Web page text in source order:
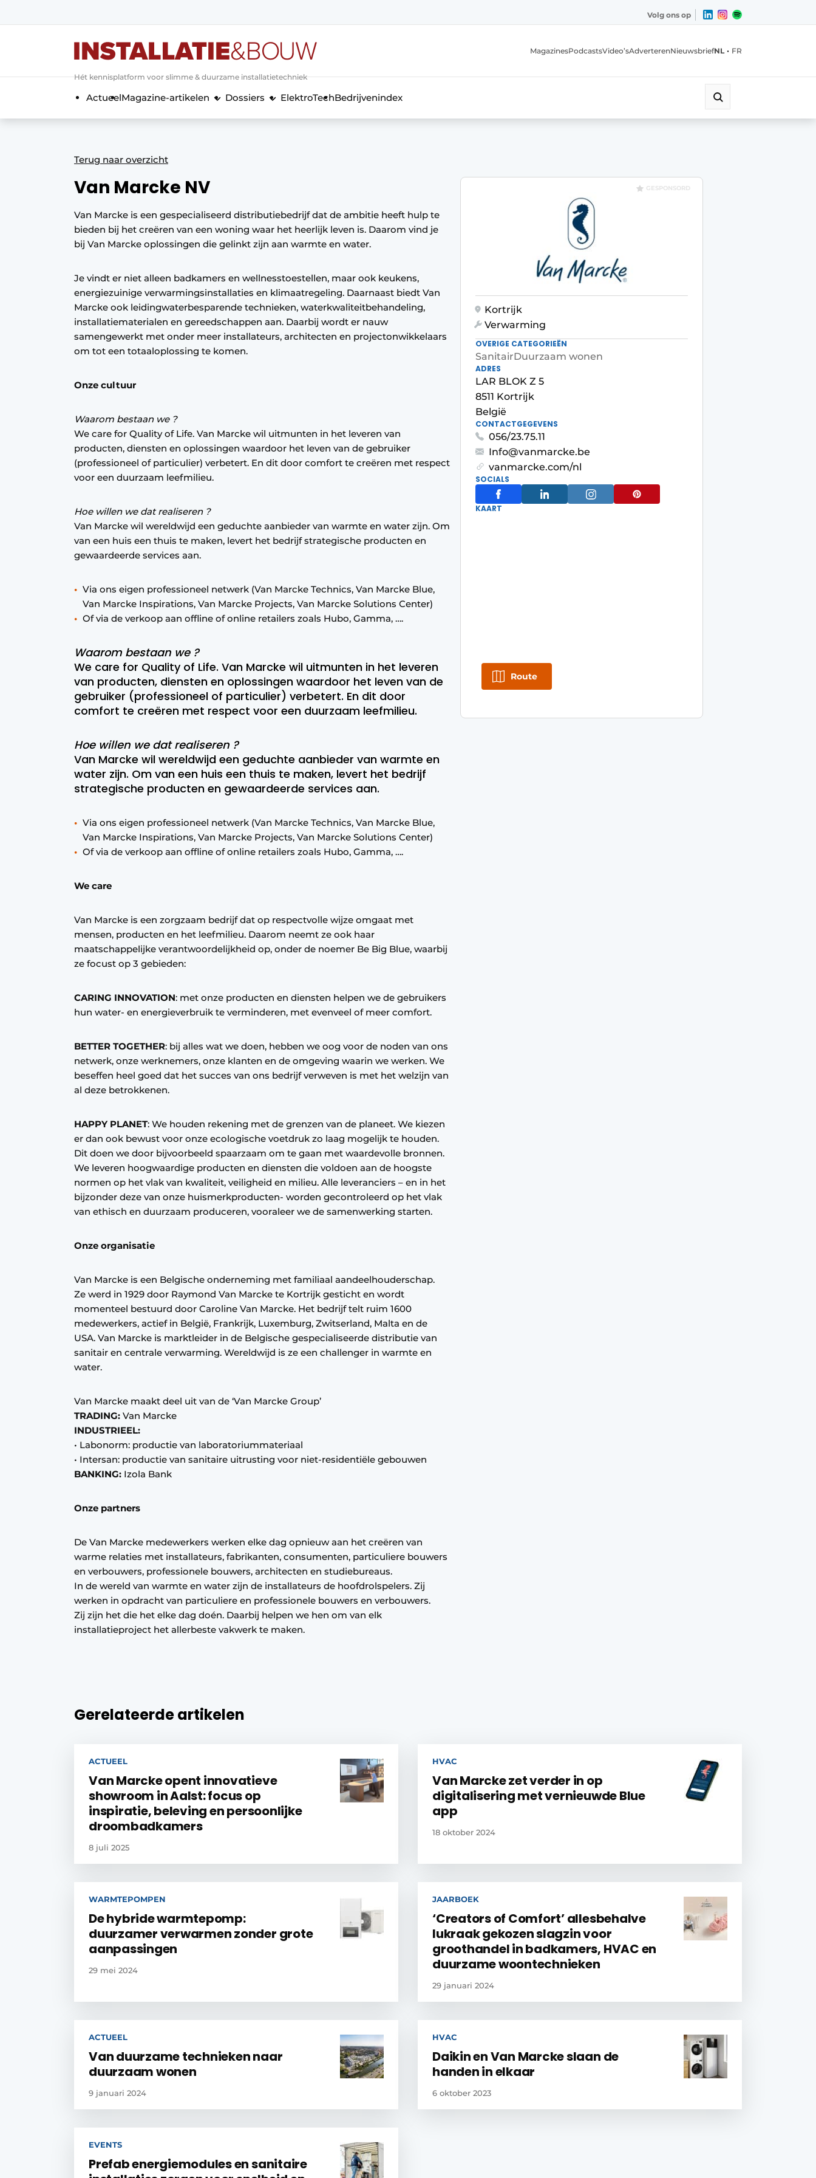
Algemene voorwaarden
Banner overzicht
BedrijvenAanmeldenBedankt voor de aanmelding
Bedrijven
Evenement aanmelden
Home
Nieuwsbrief
Podcasts
Vacatures
Video’s
Volg ons op
Hét kennisplatform voor slimme & duurzame installatietechniek
MagazinesPodcastsVideo’sAdverterenNieuwsbriefNL • FR
ActueelMagazine-artikelen Dossiers ElektroTechBedrijvenindex
Terug naar overzicht
Van Marcke NV
Van Marcke is een gespecialiseerd distributiebedrijf dat de ambitie heeft hulp te
bieden bij het creëren van een woning waar het heerlijk leven is. Daarom vind je
bij Van Marcke oplossingen die gelinkt zijn aan warmte en water.
Je vindt er niet alleen badkamers en wellnesstoestellen, maar ook keukens,
energiezuinige verwarmingsinstallaties en klimaatregeling. Daarnaast biedt Van
Marcke ook leidingwaterbesparende technieken, waterkwaliteitbehandeling,
installatiematerialen en gereedschappen aan. Daarbij wordt er nauw
samengewerkt met onder meer installateurs, architecten en projectonwikkelaars
om tot een totaaloplossing te komen.
Onze cultuur
Waarom bestaan we ?
We care for Quality of Life. Van Marcke wil uitmunten in het leveren van
producten, diensten en oplossingen waardoor het leven van de gebruiker
(professioneel of particulier) verbetert. En dit door comfort te creëren met respect
voor een duurzaam leefmilieu.
Hoe willen we dat realiseren ?
Van Marcke wil wereldwijd een geduchte aanbieder van warmte en water zijn. Om
van een huis een thuis te maken, levert het bedrijf strategische producten en
gewaardeerde services aan.
Via ons eigen professioneel netwerk (Van Marcke Technics, Van Marcke Blue,
Van Marcke Inspirations, Van Marcke Projects, Van Marcke Solutions Center)
Of via de verkoop aan offline of online retailers zoals Hubo, Gamma, ….
Waarom bestaan we ?
We care for Quality of Life. Van Marcke wil uitmunten in het leveren
van producten, diensten en oplossingen waardoor het leven van de
gebruiker (professioneel of particulier) verbetert. En dit door
comfort te creëren met respect voor een duurzaam leefmilieu.
Hoe willen we dat realiseren ?
Van Marcke wil wereldwijd een geduchte aanbieder van warmte en
water zijn. Om van een huis een thuis te maken, levert het bedrijf
strategische producten en gewaardeerde services aan.
Via ons eigen professioneel netwerk (Van Marcke Technics, Van Marcke Blue,
Van Marcke Inspirations, Van Marcke Projects, Van Marcke Solutions Center)
Of via de verkoop aan offline of online retailers zoals Hubo, Gamma, ….
We care
Van Marcke is een zorgzaam bedrijf dat op respectvolle wijze omgaat met
mensen, producten en het leefmilieu. Daarom neemt ze ook haar
maatschappelijke verantwoordelijkheid op, onder de noemer Be Big Blue, waarbij
ze focust op 3 gebieden:
CARING INNOVATION: met onze producten en diensten helpen we de gebruikers
hun water- en energieverbruik te verminderen, met evenveel of meer comfort.
BETTER TOGETHER: bij alles wat we doen, hebben we oog voor de noden van ons
netwerk, onze werknemers, onze klanten en de omgeving waarin we werken. We
beseffen heel goed dat het succes van ons bedrijf verweven is met het welzijn van
al deze betrokkenen.
HAPPY PLANET: We houden rekening met de grenzen van de planeet. We kiezen
er dan ook bewust voor onze ecologische voetdruk zo laag mogelijk te houden.
Dit doen we door bijvoorbeeld spaarzaam om te gaan met waardevolle bronnen.
We leveren hoogwaardige producten en diensten die voldoen aan de hoogste
normen op het vlak van kwaliteit, veiligheid en milieu. Alle leveranciers – en in het
bijzonder deze van onze huismerkproducten- worden gecontroleerd op het vlak
van ethisch en duurzaam produceren, vooraleer we de samenwerking starten.
Onze organisatie
Van Marcke is een Belgische onderneming met familiaal aandeelhouderschap.
Ze werd in 1929 door Raymond Van Marcke te Kortrijk gesticht en wordt
momenteel bestuurd door Caroline Van Marcke. Het bedrijf telt ruim 1600
medewerkers, actief in België, Frankrijk, Luxemburg, Zwitserland, Malta en de
USA. Van Marcke is marktleider in de Belgische gespecialiseerde distributie van
sanitair en centrale verwarming. Wereldwijd is ze een challenger in warmte en
water.
Van Marcke maakt deel uit van de ‘Van Marcke Group’
TRADING: Van Marcke
INDUSTRIEEL:
• Labonorm: productie van laboratoriummateriaal
• Intersan: productie van sanitaire uitrusting voor niet-residentiële gebouwen
BANKING: Izola Bank
Onze partners
De Van Marcke medewerkers werken elke dag opnieuw aan het creëren van
warme relaties met installateurs, fabrikanten, consumenten, particuliere bouwers
en verbouwers, professionele bouwers, architecten en studiebureaus.
In de wereld van warmte en water zijn de installateurs de hoofdrolspelers. Zij
werken in opdracht van particuliere en professionele bouwers en verbouwers.
Zij zijn het die het elke dag doén. Daarbij helpen we hen om van elk
installatieproject het allerbeste vakwerk te maken.
GESPONSORD
Kortrijk
Verwarming
OVERIGE CATEGORIEËN
SanitairDuurzaam wonen
ADRES
LAR BLOK Z 5
8511 Kortrijk
België
CONTACTGEGEVENS
056/23.75.11
Info@vanmarcke.be
vanmarcke.com/nl
SOCIALS
KAART
Route
Gerelateerde artikelen
ACTUEEL
Van Marcke opent innovatieve
showroom in Aalst: focus op
inspiratie, beleving en persoonlijke
droombadkamers
8 juli 2025
HVAC
Van Marcke zet verder in op
digitalisering met vernieuwde Blue
app
18 oktober 2024
WARMTEPOMPEN
De hybride warmtepomp:
duurzamer ­verwarmen zonder grote
aanpassingen
29 mei 2024
JAARBOEK
‘Creators of Comfort’ allesbehalve
lukraak gekozen slagzin voor
groothandel in badkamers, HVAC en
duurzame woontechnieken
29 januari 2024
ACTUEEL
Van duurzame technieken naar
duurzaam wonen
9 januari 2024
HVAC
Daikin en Van Marcke slaan de
handen in elkaar
6 oktober 2023
EVENTS
Prefab energiemodules en sanitaire